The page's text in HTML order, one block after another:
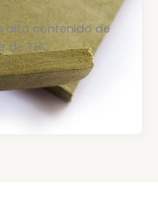
alto contenido de
de THC.